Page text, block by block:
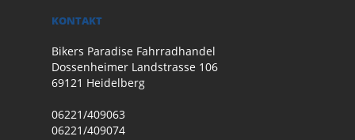
KONTAKT
Bikers Paradise Fahrradhandel
Dossenheimer Landstrasse 106
69121 Heidelberg
06221/409063
06221/409074